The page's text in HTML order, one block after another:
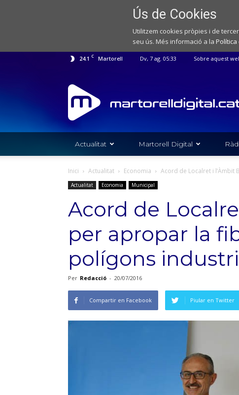
Ús de Cookies
Utilitzem cookies pròpies i de
seu ús. Més informació a la Política
24.1 C Martorell Dv, 7 ag. 05:33 Sobre aquest
Web
de
notícies
de
l'Ajuntament
Martorell
Actualitat Martorell Digital
Inici Actualitat Economia Acord de Localret i l’Àmbit
Actualitat Economia Municipal
Acord de
per apropar la
polígons
Per Redacció - 20/07/2016
Compartir en Facebook Piular en Twitter